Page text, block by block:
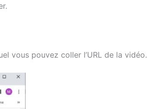
vous pouvez coller l’URL de la vidéo.